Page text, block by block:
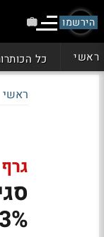
הירשמו
ראשי כל
ראשי
גרף